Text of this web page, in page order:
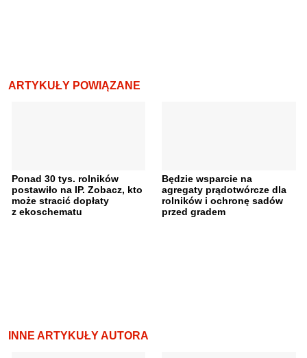
ARTYKUŁY POWIĄZANE
Ponad 30 tys. rolników
postawiło na IP. Zobacz, kto
może stracić dopłaty
z ekoschematu
Będzie wsparcie na
agregaty prądotwórcze dla
rolników i ochronę sadów
przed gradem
INNE ARTYKUŁY AUTORA